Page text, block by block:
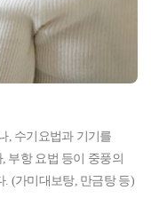
, 수기요법과 기기를
부항 요법 등이 중풍의
. (가미대보탕, 만금탕 등)